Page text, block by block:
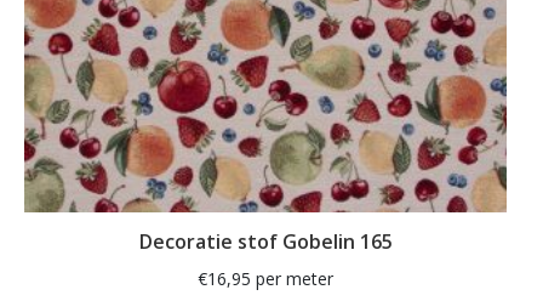
kaart
kabouter
kamille
kat
katoen
Decoratie stof Gobelin 165
€16,95 per meter